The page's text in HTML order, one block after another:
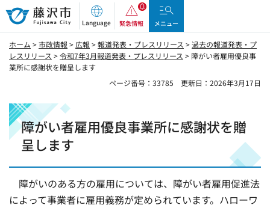
藤沢市
Language 緊急情報 メニュー
ホーム >市政情報 > 広報 >報道発表・プレスリリース >過去の報道発表・プ
レスリリース >令和7年3月報道発表・プレスリリース > 障がい者雇用優良事
業所に感謝状を贈呈します
ページ番号：33785
更新日：2026年3月17日
障がい者雇用優良事業所に感謝状を贈
呈します
障がいのある方の雇用については、障がい者雇用促進法
によって事業者に雇用義務が定められています。ハローワ